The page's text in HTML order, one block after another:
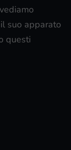
suo apparato
questi